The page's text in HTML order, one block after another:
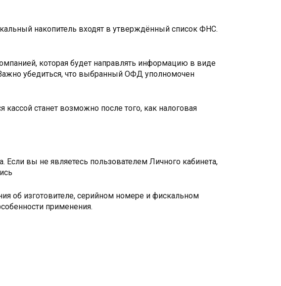
накопитель входят в утверждённый список ФНС.
которая будет направлять информацию в виде
убедиться, что выбранный ОФД уполномочен
станет возможно после того, как налоговая
вы не являетесь пользователем Личного кабинета,
об изготовителе, серийном номере и фискальном
применения.